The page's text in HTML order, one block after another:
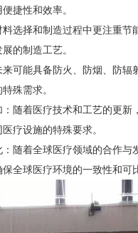
捷性和效率。
选择和制造过程中更注重节
的制造工艺。
可能具备防火、防烟、防辐
殊需求。
：随着医疗技术和工艺的更新
疗设施的特殊要求。
：随着全球医疗领域的合作与
全球医疗环境的一致性和可